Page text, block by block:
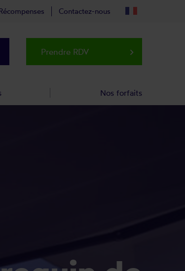
Contactez-nous
Prendre RDV keyboard_arrow_right
Nos forfaits